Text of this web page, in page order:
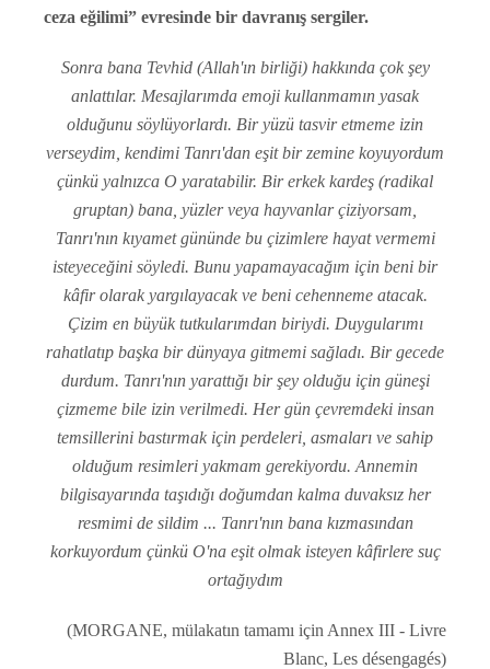
ceza eğilimi” evresinde bir davranış sergiler.
Sonra bana Tevhid (Allah'ın birliği) hakkında çok şey
anlattılar. Mesajlarımda emoji kullanmamın yasak
olduğunu söylüyorlardı. Bir yüzü tasvir etmeme izin
verseydim, kendimi Tanrı'dan eşit bir zemine koyuyordum
çünkü yalnızca O yaratabilir. Bir erkek kardeş (radikal
gruptan) bana, yüzler veya hayvanlar çiziyorsam,
Tanrı'nın kıyamet gününde bu çizimlere hayat vermemi
isteyeceğini söyledi. Bunu yapamayacağım için beni bir
kâfir olarak yargılayacak ve beni cehenneme atacak.
Çizim en büyük tutkularımdan biriydi. Duygularımı
rahatlatıp başka bir dünyaya gitmemi sağladı. Bir gecede
durdum. Tanrı'nın yarattığı bir şey olduğu için güneşi
çizmeme bile izin verilmedi. Her gün çevremdeki insan
temsillerini bastırmak için perdeleri, asmaları ve sahip
olduğum resimleri yakmam gerekiyordu. Annemin
bilgisayarında taşıdığı doğumdan kalma duvaksız her
resmimi de sildim ... Tanrı'nın bana kızmasından
korkuyordum çünkü O'na eşit olmak isteyen kâfirlere suç
ortağıydım
(MORGANE, mülakatın tamamı için Annex III - Livre
Blanc, Les désengagés)